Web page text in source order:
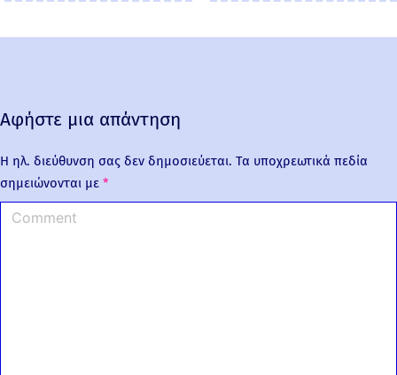
Αφήστε μια απάντηση
Η ηλ. διεύθυνση σας δεν δημοσιεύεται. Τα υποχρεωτικά πεδία
σημειώνονται με *